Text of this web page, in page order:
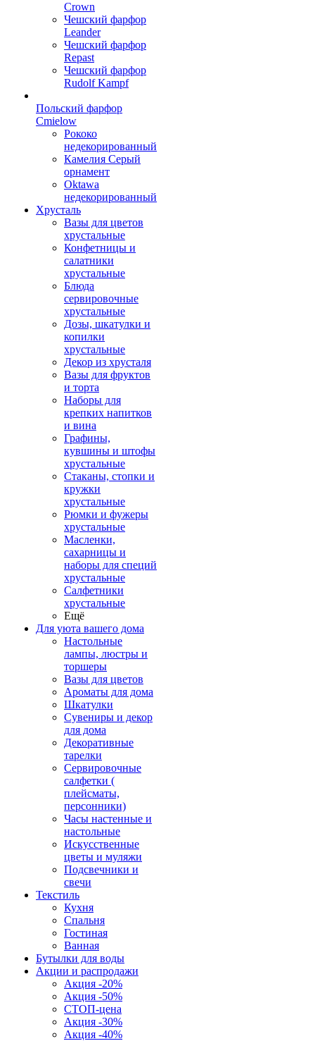
Crown
Чешский фарфор
Leander
Чешский фарфор
Repast
Чешский фарфор
Rudolf Kampf
Польский фарфор
Сmielow
Рококо
недекорированный
Камелия Серый
орнамент
Oktawa
недекорированный
Хрусталь
Вазы для цветов
хрустальные
Конфетницы и
салатники
хрустальные
Блюда
сервировочные
хрустальные
Дозы, шкатулки и
копилки
хрустальные
Декор из хрусталя
Вазы для фруктов
и торта
Наборы для
крепких напитков
и вина
Графины,
кувшины и штофы
хрустальные
Стаканы, стопки и
кружки
хрустальные
Рюмки и фужеры
хрустальные
Масленки,
сахарницы и
наборы для специй
хрустальные
Салфетники
хрустальные
Ещё
Для уюта вашего дома
Настольные
лампы, люстры и
торшеры
Вазы для цветов
Ароматы для дома
Шкатулки
Сувениры и декор
для дома
Декоративные
тарелки
Сервировочные
салфетки (
плейсматы,
персонники)
Часы настенные и
настольные
Искусственные
цветы и муляжи
Подсвечники и
свечи
Текстиль
Кухня
Спальня
Гостиная
Ванная
Бутылки для воды
Акции и распродажи
Акция -20%
Акция -50%
СТОП-цена
Акция -30%
Акция -40%